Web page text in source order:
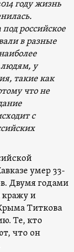
году жизнь
российское
в разные
людям, у
такие как
что не
с
умер 33-
Двумя годами
кражу и
Титкова
Те, кто
что он